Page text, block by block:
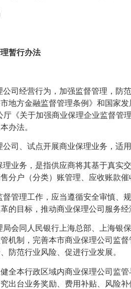
暂行办法
公司经营行为，加强监督管理，防
地方金融监督管理条例》和国家
厅《关于加强商业保理企业监督
办法。
司、试点开展商业保理业务，适用
业务，是指供应商将其基于真实
分户（分类）账管理、应收账款
管理工作，应当遵循安全审慎、
的目标，推动商业保理公司服务经
会同人民银行上海总部、上海银
机制，完善本市商业保理公司监
防范行业风险、促进行业发展。
全本行政区域内商业保理公司监
出台业务奖励、费用补贴、风险